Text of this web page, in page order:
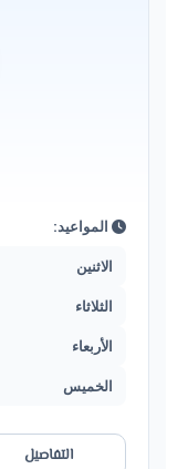
المواعيد:
الاثنين
الثلاثاء
الأربعاء
الخميس
التفاصيل